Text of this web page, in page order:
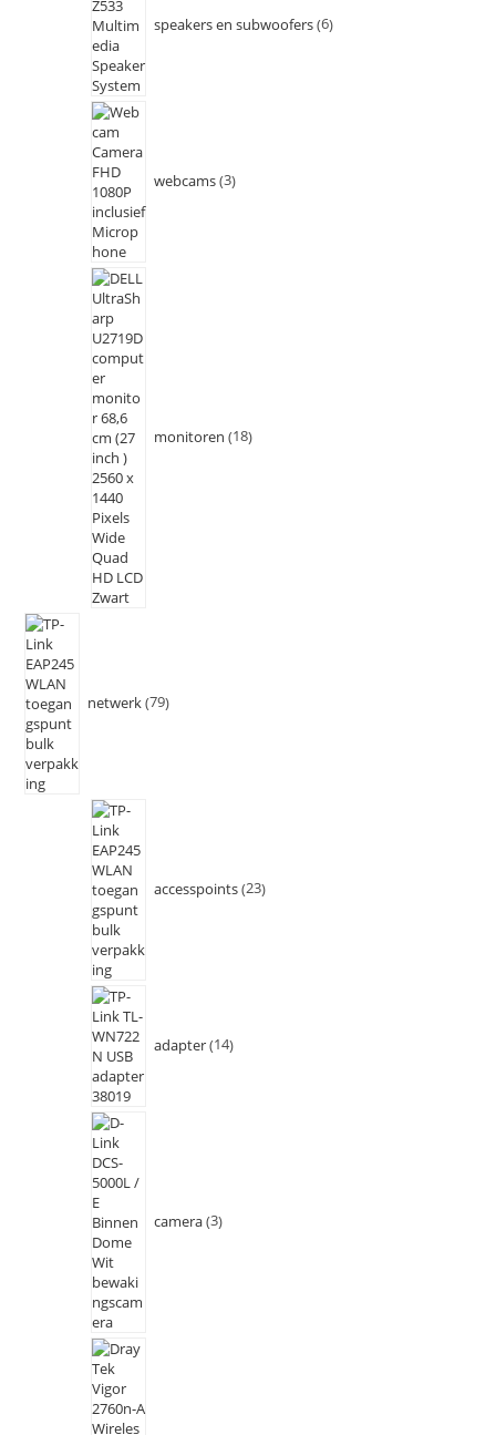
speakers en subwoofers 6
webcams 3
monitoren 18
netwerk 79
accesspoints 23
adapter 14
camera 3